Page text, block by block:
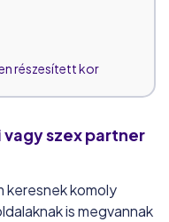
részesített kor
részesített kor
vagy szex partner
keresnek komoly
is megvannak